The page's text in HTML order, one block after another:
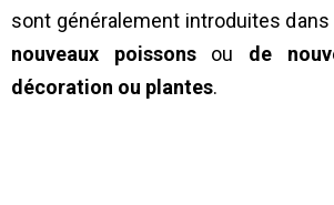
sont généralement introduites dans
nouveaux poissonsou de
décoration ou plantes.